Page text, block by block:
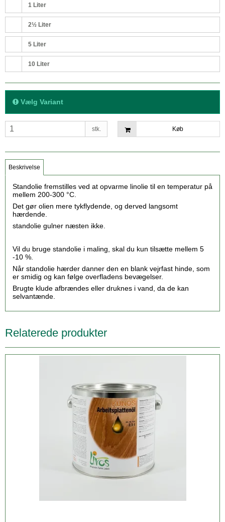
1 Liter
2½ Liter
5 Liter
10 Liter
Vælg Variant
stk. Køb
Beskrivelse
Standolie fremstilles ved at opvarme linolie til en temperatur på
mellem 200-300 °C.
Det gør olien mere tykflydende, og derved langsomt
hærdende.
standolie gulner næsten ikke.
Vil du bruge standolie i maling, skal du kun tilsætte mellem 5
-10 %.
Når standolie hærder danner den en blank vejrfast hinde, som
er smidig og kan følge overfladens bevægelser.
Brugte klude afbrændes eller druknes i vand, da de kan
selvantænde.
Relaterede produkter